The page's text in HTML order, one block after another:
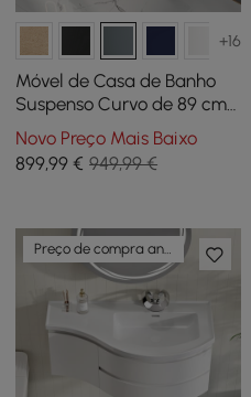
+16
Móvel de Casa de Banho
Suspenso Curvo de 89 cm
com Lavatório e
Arrumação
Novo Preço Mais Baixo
899,99 € 949,99 €
Preço de compra antecipada